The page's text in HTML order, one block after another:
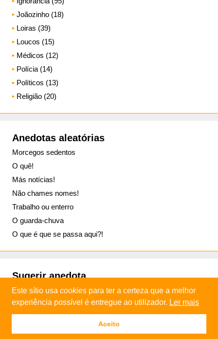
Joãozinho (18)
Loiras (39)
Loucos (15)
Médicos (12)
Polícia (14)
Políticos (13)
Religião (20)
Anedotas aleatórias
Morcegos sedentos
O quê!
Más notícias!
Não chames nomes!
Trabalho ou enterro
O guarda-chuva
O que é que se passa aqui?!
Sugerir anedota
© 2013 - 2026Daniel Industries
Política de privacidade
Este sítio usa cookies para ter a certeza que a melhor
experiência possível é entregue ao utilizador. Ler mais
Aceito